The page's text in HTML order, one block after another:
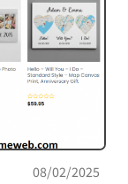
08/02/2025